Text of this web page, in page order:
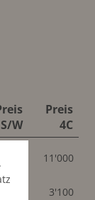
S/W
Preis
4C
11'000
3'100